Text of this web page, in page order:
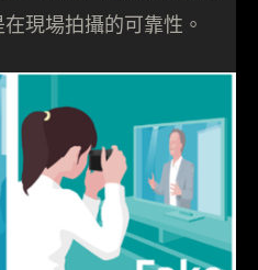
現場拍攝的可靠性。